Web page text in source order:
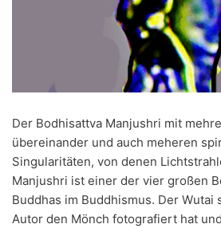
Der Bodhisattva Manjushri mit
übereinander und auch meheren
Singularitäten, von denen
Manjushri ist einer der vier großen
Buddhas im Buddhismus. Der Wutai
Autor den Mönch fotografiert hat